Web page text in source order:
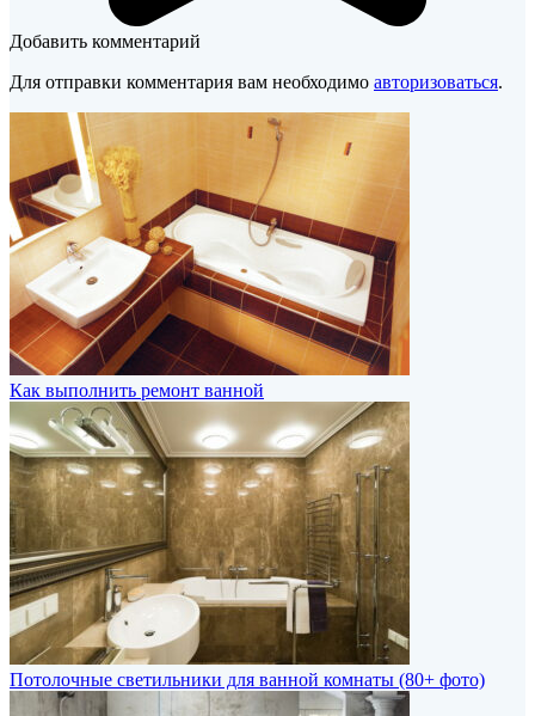
Добавить комментарий
Для отправки комментария вам необходимо авторизоваться.
Как выполнить ремонт ванной
Потолочные светильники для ванной комнаты (80+ фото)